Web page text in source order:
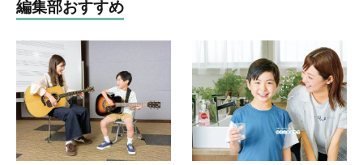
編集部おすすめ